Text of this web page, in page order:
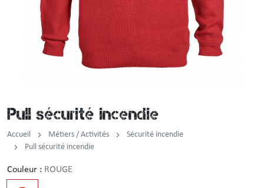
Pull sécurité incendie
Accueil Métiers / Activités
Sécurité incendie
Pull sécurité incendie
Couleur : ROUGE
Tenue de pluie
Sous-vêtement
Gilet
Chemise F1
Veste
Incendie
Brassard / Chèche / Guêtre
Ceinture / Ceinturon